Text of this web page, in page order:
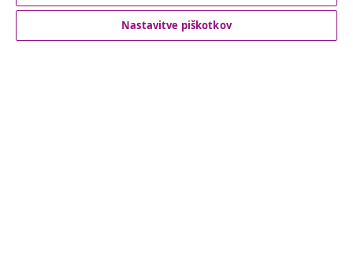
Podpora za stranke
Nastavitve piškotkov